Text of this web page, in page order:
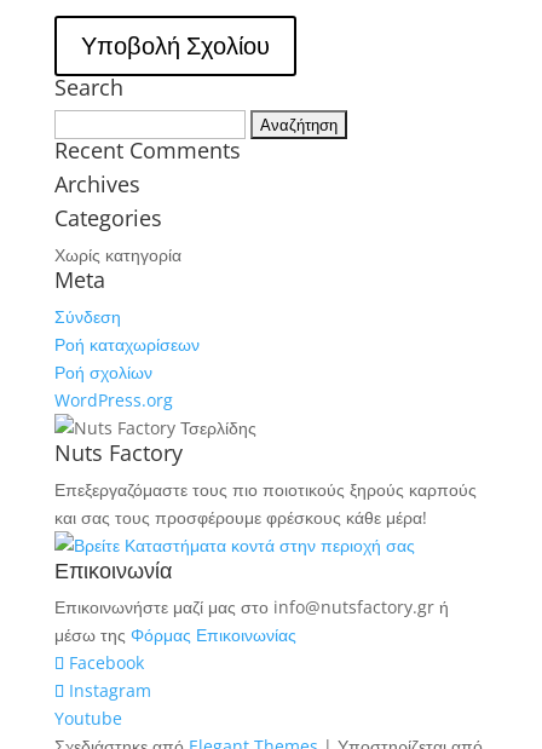
Search
για:
Recent Comments
Archives
Categories
Χωρίς κατηγορία
Meta
Σύνδεση
Ροή καταχωρίσεων
Ροή σχολίων
WordPress.org
Nuts Factory
Επεξεργαζόμαστε τους πιο ποιοτικούς ξηρούς καρπούς
και σας τους προσφέρουμε φρέσκους κάθε μέρα!
Επικοινωνία
Επικοινωνήστε μαζί μας στο info@nutsfactory.gr ή
μέσω της Φόρμας Επικοινωνίας
Facebook
Instagram
Youtube